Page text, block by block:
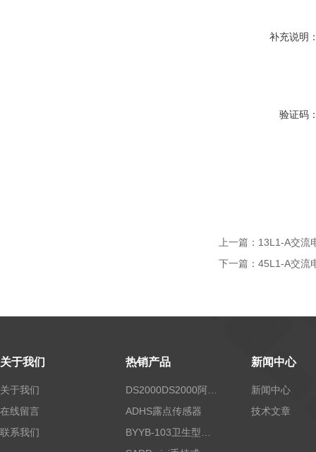
补充说明
验证码
上一篇： 13L1-A交流
下一篇： 45L1-A交流
关于我们
关于我们
在线留言
联系我们
热销产品
ADHS露点传感器
新闻中心
新闻中心
技术文章